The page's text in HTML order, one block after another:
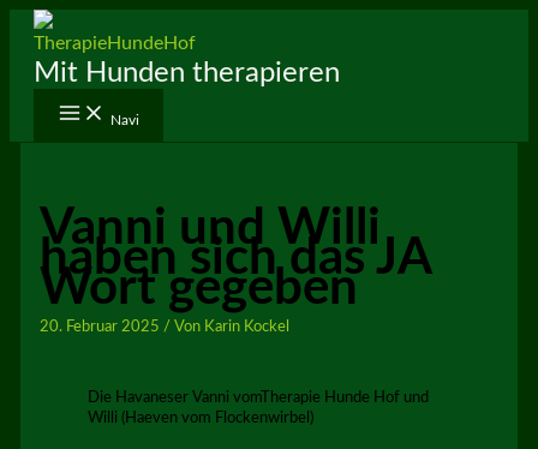
Zum
Inhalt
springen
Mit Hunden therapieren
Navi
Vanni und Willi
haben sich das JA
Wort gegeben
20. Februar 2025 / Von Karin Kockel
Die Havaneser Vanni vomTherapie Hunde Hof und
Willi (Haeven vom Flockenwirbel)